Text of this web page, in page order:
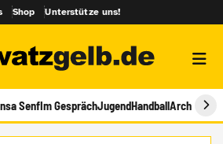
Shop Unterstütze uns!
SenfIm GesprächJugendHandballArchiv